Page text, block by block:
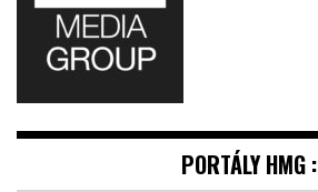
PORTÁLY HMG :